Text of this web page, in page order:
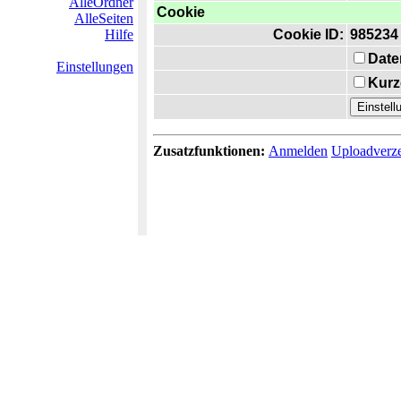
AlleSeiten
Hilfe
Einstellungen
Cookie
Cookie ID: 985234
Zusatzfunktionen: Anmelden